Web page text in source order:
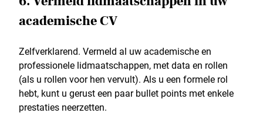
academische CV
Zelfverklarend. Vermeld al uw academische en
professionele lidmaatschappen, met data en rollen
(als u rollen voor hen vervult). Als u een formele rol
hebt, kunt u gerust een paar bullet points met enkele
prestaties neerzetten.